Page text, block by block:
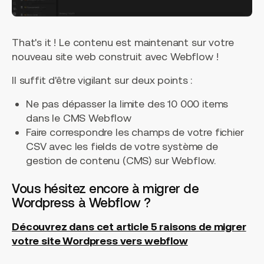
That's it ! Le contenu est maintenant sur votre
nouveau site web construit avec Webflow !
Il suffit d'être vigilant sur deux points :
Ne pas dépasser la limite des 10 000 items
dans le CMS Webflow
Faire correspondre les champs de votre fichier
CSV avec les fields de votre système de
gestion de contenu (CMS) sur Webflow.
Vous hésitez encore à migrer de
Wordpress à Webflow ?
Découvrez dans cet article 5 raisons de migrer
votre site Wordpress vers webflow